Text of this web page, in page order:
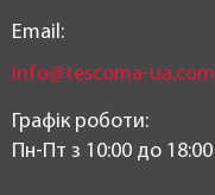
Email:
info@tescoma-ua.com
Графік роботи:
Пн-Пт з 10:00 до 18:00